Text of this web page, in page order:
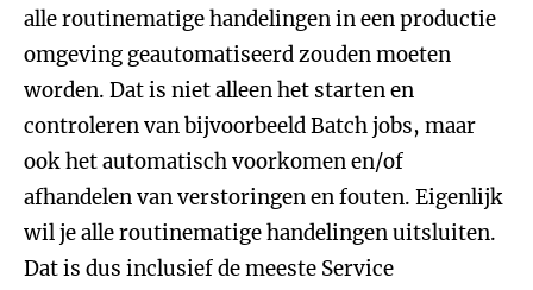
alle routinematige handelingen in een productie
omgeving geautomatiseerd zouden moeten
worden. Dat is niet alleen het starten en
controleren van bijvoorbeeld Batch jobs, maar
ook het automatisch voorkomen en/of
afhandelen van verstoringen en fouten. Eigenlijk
wil je alle routinematige handelingen uitsluiten.
Dat is dus inclusief de meeste Service